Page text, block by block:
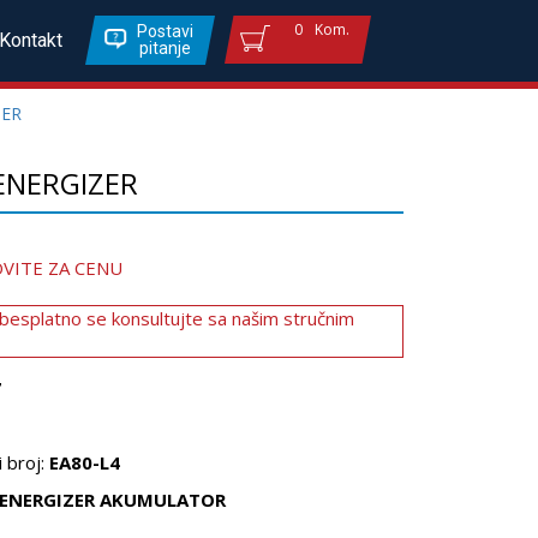
Postavi
pitanje
0 Kom.
ZA CENU
se konsultujte sa našim stručnim
broj: EA80-L4
AKUMULATOR